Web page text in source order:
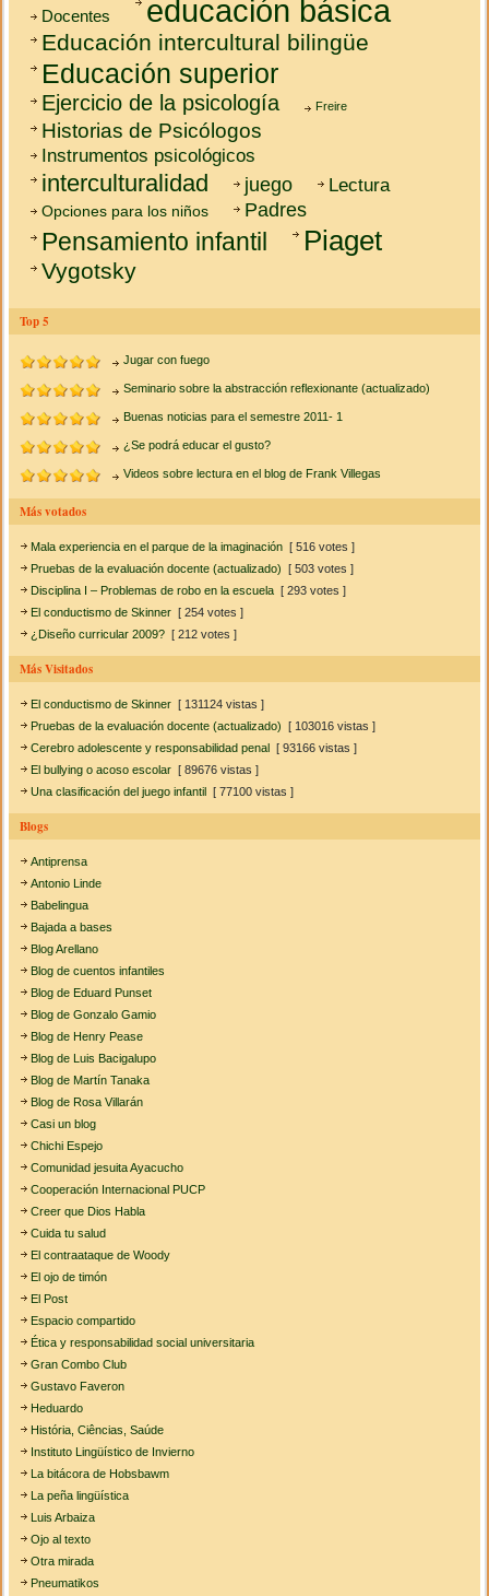
Docentes educación básica
Educación intercultural bilingüe
Educación superior
Ejercicio de la psicología Freire
Historias de Psicólogos
Instrumentos psicológicos
interculturalidad juego Lectura
Opciones para los niños Padres
Pensamiento infantil Piaget
Vygotsky
Top 5
Jugar con fuego
Seminario sobre la abstracción reflexionante (actualizado)
Buenas noticias para el semestre 2011- 1
¿Se podrá educar el gusto?
Videos sobre lectura en el blog de Frank Villegas
Más votados
Mala experiencia en el parque de la imaginación [ 516 votes ]
Pruebas de la evaluación docente (actualizado) [ 503 votes ]
Disciplina I – Problemas de robo en la escuela [ 293 votes ]
El conductismo de Skinner [ 254 votes ]
¿Diseño curricular 2009? [ 212 votes ]
Más Visitados
El conductismo de Skinner [ 131124 vistas ]
Pruebas de la evaluación docente (actualizado) [ 103016 vistas ]
Cerebro adolescente y responsabilidad penal [ 93166 vistas ]
El bullying o acoso escolar [ 89676 vistas ]
Una clasificación del juego infantil [ 77100 vistas ]
Blogs
Antiprensa
Antonio Linde
Babelingua
Bajada a bases
Blog Arellano
Blog de cuentos infantiles
Blog de Eduard Punset
Blog de Gonzalo Gamio
Blog de Henry Pease
Blog de Luis Bacigalupo
Blog de Martín Tanaka
Blog de Rosa Villarán
Casi un blog
Chichi Espejo
Comunidad jesuita Ayacucho
Cooperación Internacional PUCP
Creer que Dios Habla
Cuida tu salud
El contraataque de Woody
El ojo de timón
El Post
Espacio compartido
Ética y responsabilidad social universitaria
Gran Combo Club
Gustavo Faveron
Heduardo
História, Ciências, Saúde
Instituto Lingüístico de Invierno
La bitácora de Hobsbawm
La peña lingüística
Luis Arbaiza
Ojo al texto
Otra mirada
Pneumatikos